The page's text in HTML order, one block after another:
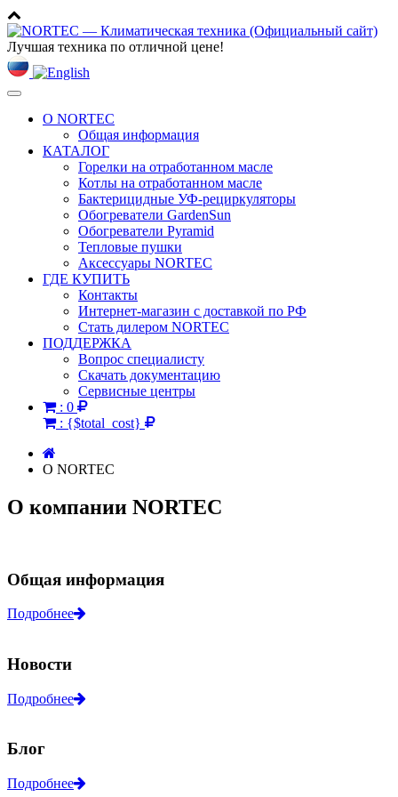
Лучшая техника по отличной цене!
Toggle
navigationО NORTEC
Общая информация
КАТАЛОГ
Горелки на отработанном масле
Котлы на отработанном масле
Бактерицидные УФ-рециркуляторы
Обогреватели GardenSun
Обогреватели Pyramid
Тепловые пушки
Аксессуары NORTEC
ГДЕ КУПИТЬ
Контакты
Интернет-магазин с доставкой по РФ
Стать дилером NORTEC
ПОДДЕРЖКА
Вопрос специалисту
Скачать документацию
Сервисные центры
: 0
: {$total_cost}
О NORTEC
О компании NORTEC
Общая информация
Подробнее
Новости
Подробнее
Блог
Подробнее